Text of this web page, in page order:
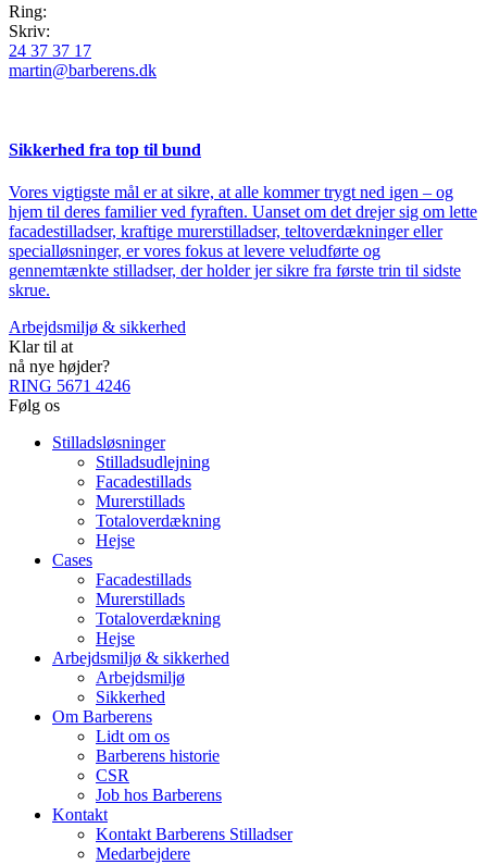
Ring:
Skriv:
24 37 37 17
martin@barberens.dk
Sikkerhed fra top til bund
Vores vigtigste mål er at sikre, at alle kommer trygt ned igen – og
hjem til deres familier ved fyraften. Uanset om det drejer sig om lette
facadestilladser, kraftige murerstilladser, teltoverdækninger eller
specialløsninger, er vores fokus at levere veludførte og
gennemtænkte stilladser, der holder jer sikre fra første trin til sidste
skrue.
Arbejdsmiljø & sikkerhed
Klar til at
nå nye højder?
RING 5671 4246
Følg os
Stilladsløsninger
Stilladsudlejning
Facadestillads
Murerstillads
Totaloverdækning
Hejse
Cases
Facadestillads
Murerstillads
Totaloverdækning
Hejse
Arbejdsmiljø & sikkerhed
Arbejdsmiljø
Sikkerhed
Om Barberens
Lidt om os
Barberens historie
CSR
Job hos Barberens
Kontakt
Kontakt Barberens Stilladser
Medarbejdere